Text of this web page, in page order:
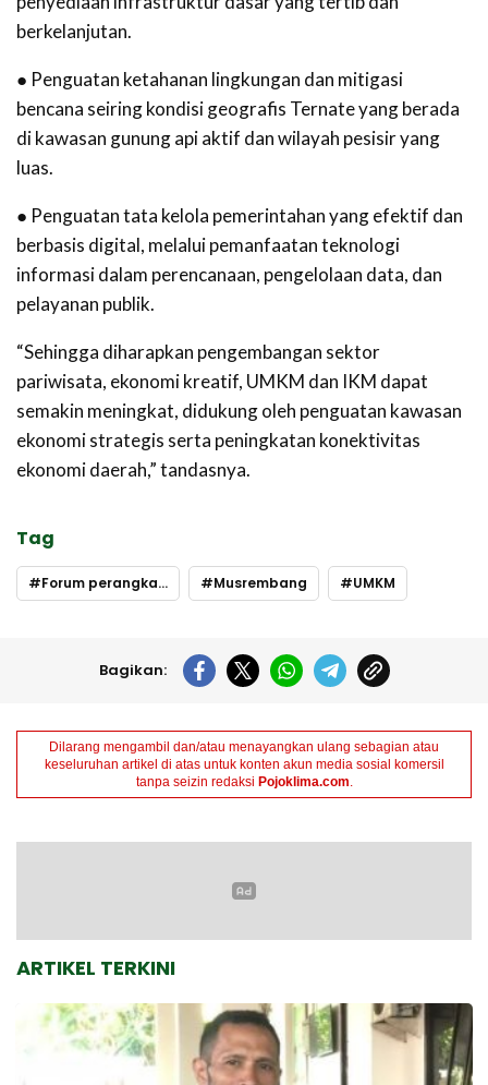
berkelanjutan.
● Penguatan ketahanan lingkungan dan mitigasi
bencana seiring kondisi geografis Ternate yang berada
di kawasan gunung api aktif dan wilayah pesisir yang
luas.
● Penguatan tata kelola pemerintahan yang efektif dan
berbasis digital, melalui pemanfaatan teknologi
informasi dalam perencanaan, pengelolaan data, dan
pelayanan publik.
“Sehingga diharapkan pengembangan sektor
pariwisata, ekonomi kreatif, UMKM dan IKM dapat
semakin meningkat, didukung oleh penguatan kawasan
ekonomi strategis serta peningkatan konektivitas
ekonomi daerah,” tandasnya.
Tag
Forum perangkat daerah Musrembang UMKM
Bagikan:
Dilarang mengambil dan/atau menayangkan ulang sebagian atau
keseluruhan artikel di atas untuk konten akun media sosial komersil
tanpa seizin redaksi Pojoklima.com
ARTIKEL TERKINI